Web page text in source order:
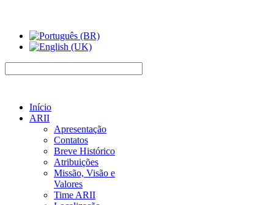
Início
ARII
Apresentação
Contatos
Breve Histórico
Atribuições
Missão, Visão e
Valores
Time ARII